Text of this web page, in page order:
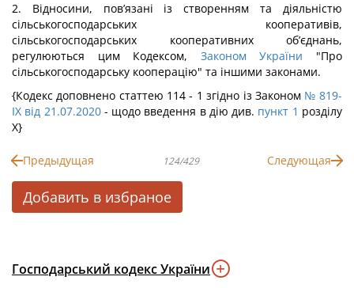
2. Відносини, пов’язані із створенням та діяльністю
сільськогосподарських кооперативів,
сільськогосподарських кооперативних об’єднань,
регулюються цим Кодексом, Законом України "Про
сільськогосподарську кооперацію" та іншими законами.
{Кодекс доповнено статтею 114 - 1 згідно із Законом № 819-
IX від 21.07.2020- щодо введення в дію див. пункт 1 розділу
X}
Предыдущая 124/429 Следующая
Добавить в избраное
Господарський кодекс України